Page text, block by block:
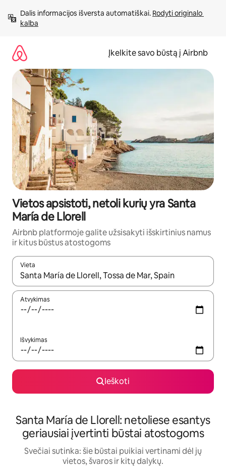
prie
turinio
Dalis informacijos išversta automatiškai. Rodyti originalo
kalba
Įkelkite savo būstą į Airbnb
Vietos apsistoti, netoli kurių yra Santa
María de Llorell
Airbnb platformoje galite užsisakyti išskirtinius namus
ir kitus būstus atostogoms
Vieta
Kai pasirodys paieškos rezultatai, juos naršyti galite
Atvykimas
Išvykimas
Ieškoti
Santa María de Llorell: netoliese esantys
geriausiai įvertinti būstai atostogoms
Svečiai sutinka: šie būstai puikiai vertinami dėl jų
vietos, švaros ir kitų dalykų.